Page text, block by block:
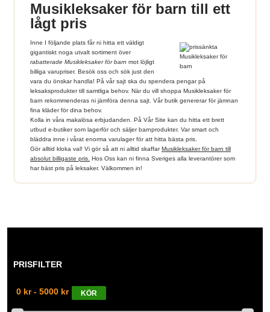
Musikleksaker för barn till ett
lågt pris
Inne I följande plats får ni hitta ett väldigt
gigantiskt noga utvalt sortiment över
rabatterade Musikleksaker för barn mot löjligt
billiga varupriser. Besök oss och sök just den
vara du önskar handla! På vår sajt ska du spendera pengar på
leksaksprodukter till samtliga behov. När du vill shoppa Musikleksaker för
barn rekommenderas ni jämföra denna sajt. Vår butik genererar för jämnan
fina kläder för dina behov.
Kolla in våra makalösa erbjudanden. På Vår Site kan du hitta ett brett
utbud e-butiker som lagerför och säljer barnprodukter. Var smart och
bläddra inne i vårat enorma varulager för att hitta bästa pris.
Gör alltid kloka val! Vi gör så att ni alltid skaffarMusikleksaker för barn till
absolut billigaste pris. Hos Oss kan ni finna Sveriges alla leverantörer som
har bäst pris på leksaker. Välkommen in!
PRISFILTER
0 kr - 5000 kr